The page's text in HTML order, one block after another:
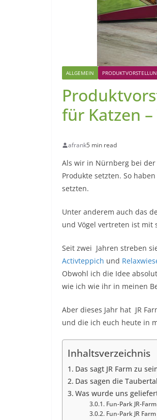
ALLGEMEIN
für Katzen
afrank5 min read
Als wir in Nürnberg bei
Produkte setzten. So
setzten.
Unter anderem auch das
und Vögel vertreten ist mit
Seit zwei Jahren streben
Activteppich und
Obwohl ich die Idee
wie ich wie ihr in meinen
Aber dieses Jahr hat JR
und die ich euch heute in
Inhaltsverzeichnis
Das sagt JR Farm zu
Das sagen die
Was wurde uns
Fun-Park JR-
Fun-Park JR